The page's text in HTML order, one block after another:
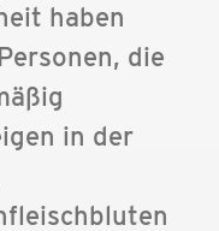
haben
die
in der